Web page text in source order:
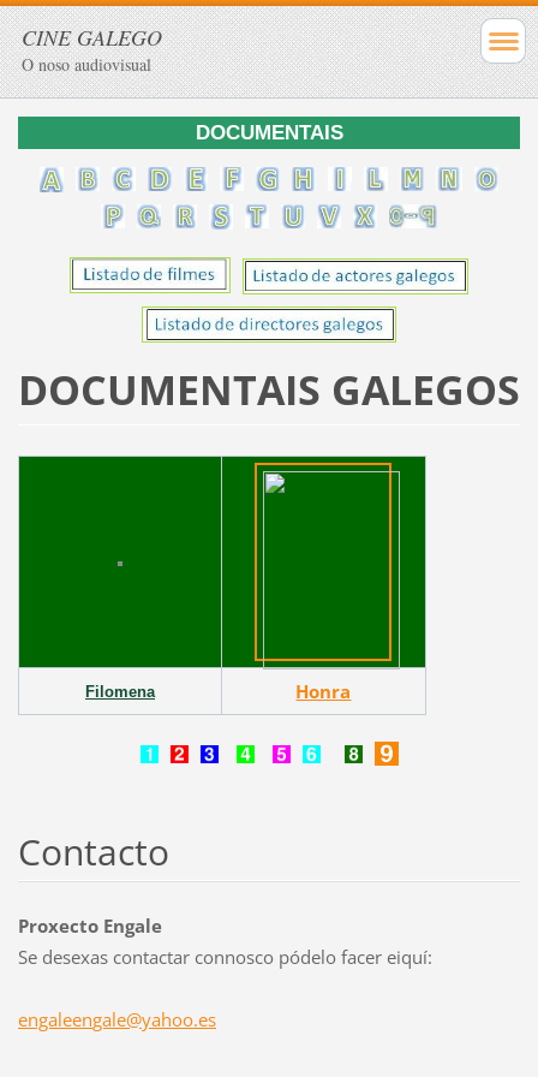
CINE GALEGO
O noso audiovisual
DOCUMENTAIS
DOCUMENTAIS GALEGOS
Filomena Honra
Contacto
Proxecto Engale
Se desexas contactar connosco pódelo facer eiquí:
engaleengale@yahoo.es